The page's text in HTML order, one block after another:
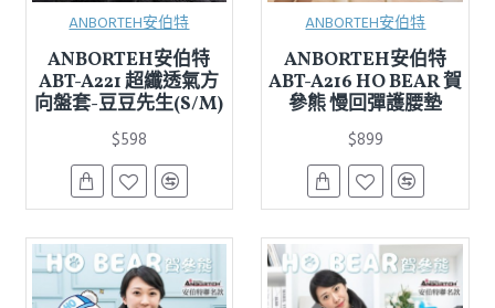
ANBORTEH安伯特
ANBORTEH安伯特
ABT-A221 超纖透氣方
向盤套-豆豆先生(S/M)
$598
ANBORTEH安伯特
ANBORTEH安伯特
ABT-A216 HO BEAR 賀
參熊 慢回彈護腰墊
$899